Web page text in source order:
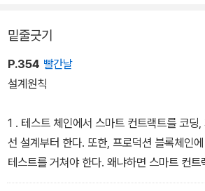
관된 동일한 결과를 갖게 된다.
밑줄긋기
P.354 빨간날
설계원칙
1 . 테스트 체인에서 스마트 컨트랙트를 코딩
선 설계부터 한다. 또한, 프로덕션 블록체인
테스트를 거쳐야 한다. 왜냐하면 스마트 컨트
때문이다.